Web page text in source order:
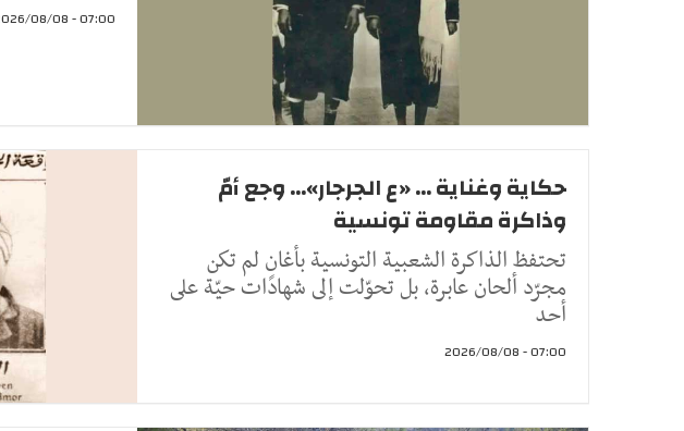
07:00 - 2026/08/08
حكاية وغناية ... «ع الجرجار»... وجع أمّ
وذاكرة مقاومة تونسية
تحتفظ الذاكرة الشعبية التونسية بأغانٍ لم تكن
مجرّد ألحان عابرة، بل تحوّلت إلى شهادات حيّة على
أحد
07:00 - 2026/08/08